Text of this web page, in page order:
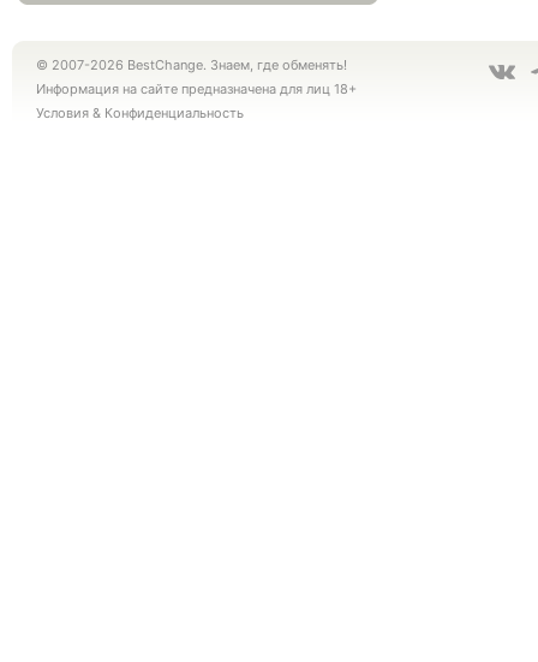
© 2007-2026 BestChange. Знаем, где обменять!
Информация на сайте предназначена для лиц 18+
Условия & Конфиденциальность